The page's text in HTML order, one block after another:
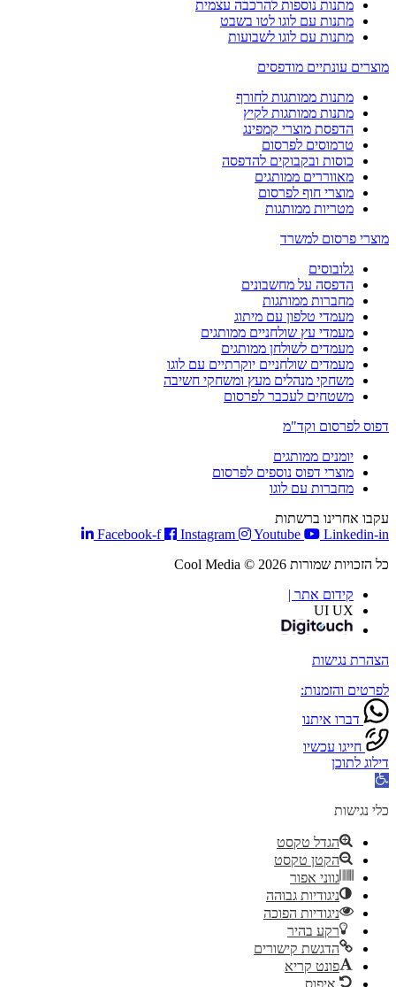
מתנות נוספות להרכבה עצמית
מתנות עם לוגו לטו בשבט
מתנות עם לוגו לשבועות
מוצרים עונתיים מודפסים
מתנות ממותגות לחורף
מתנות ממותגות לקיץ
הדפסת מוצרי קמפינג
טרמוסים לפרסום
כוסות ובקבוקים להדפסה
מאווררים ממותגים
מוצרי חוף לפרסום
מטריות ממותגות
מוצרי פרסום למשרד
גלובוסים
הדפסה על מחשבונים
מחברות ממותגות
מעמדי טלפון עם מיתוג
מעמדי עץ שולחניים ממותגים
מעמדים לשולחן ממותגים
מעמדים שולחניים יוקרתיים עם לוגו
משחקי מנהלים מעץ ומשחקי חשיבה
משטחים לעכבר לפרסום
דפוס לפרסום וקד"מ
יומנים ממותגים
מוצרי דפוס נוספים לפרסום
מחברות עם לוגו
עקבו אחרינו ברשתות
Facebook-f
Instagram Youtube
Linkedin-in
כל הזכויות שמורות Cool Media © 2026
קידום אתר |
UI UX
הצהרת נגישות
לפרטים והזמנות:
דברו איתנו
חייגו עכשיו
דילוג לתוכן
פתח
נגישות
כלי נגישות
הגדל טקסט
הקטן טקסט
גווני אפור
ניגודיות גבוהה
ניגודיות הפוכה
רקע בהיר
הדגשת קישורים
פונט קריא